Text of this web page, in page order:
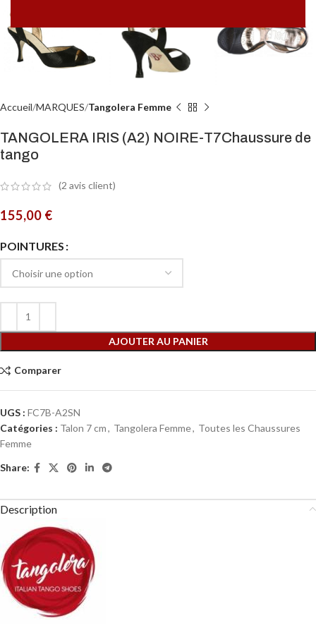
Accueil MARQUES Tangolera Femme
TANGOLERA IRIS (A2) NOIRE-T7Chaussure de
tango
(2 avis client)
155,00 €
POINTURES
AJOUTER AU PANIER
Comparer
UGS : FC7B-A2SN
Catégories : Talon 7 cm, Tangolera Femme, Toutes les Chaussures
Femme
Share:
Description